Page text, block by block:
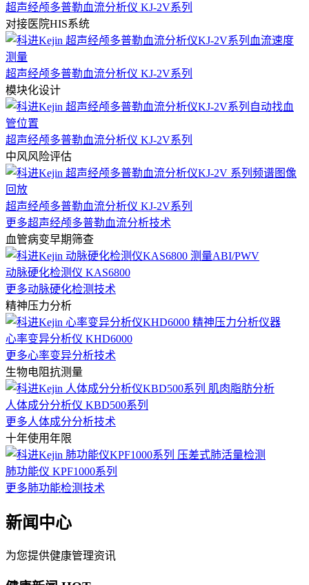
超声经颅多普勒血流分析仪 KJ-2V系列
对接医院HIS系统
超声经颅多普勒血流分析仪 KJ-2V系列
模块化设计
超声经颅多普勒血流分析仪 KJ-2V系列
中风风险评估
超声经颅多普勒血流分析仪 KJ-2V系列
更多超声经颅多普勒血流分析技术
血管病变早期筛查
动脉硬化检测仪 KAS6800
更多动脉硬化检测技术
精神压力分析
心率变异分析仪 KHD6000
更多心率变异分析技术
生物电阻抗测量
人体成分分析仪 KBD500系列
更多人体成分分析技术
十年使用年限
肺功能仪 KPF1000系列
更多肺功能检测技术
新闻中心
为您提供健康管理资讯